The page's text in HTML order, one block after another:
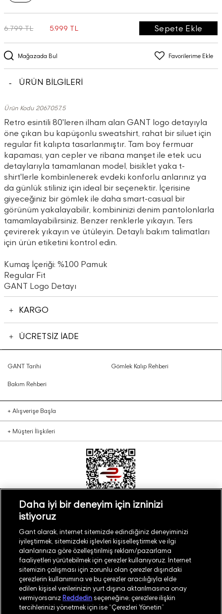
Mağazada Bul Favorilerime Ekle
6.799 TL 5.999 TL Sepete Ekle
ÜRÜN BİLGİLERİ
Ürün Kodu 2067057.5
Retro esintili 80'leren ilham alan GANT logo detayıyla
öne çıkan bu kapüşonlu sweatshirt, rahat bir siluet için
regular fit kalıpta tasarlanmıştır. Tam boy fermuar
kapaması, yan cepler ve ribana manşet ile etek ucu
detaylarıyla tamamlanan model, bisiklet yaka t-
shirt'lerle kombinlenerek evdeki konforlu anlarınız ya
da günlük stiliniz için ideal bir seçenektir. İçerisine
giyeceğiniz bir gömlek ile daha smart-casual bir
görünüm yakalayabilir, kombininizi denim pantolonlarla
tamamlayabilirsiniz. Benzer renklerle yıkayın. Ters
çevirerek yıkayın ve ütüleyin. Detaylı bakım talimatları
için ürün etiketini kontrol edin.
Kumaş İçeriği: %100 Pamuk
Regular Fit
GANT Logo Detayı
KARGO
ÜCRETSİZ İADE
GANT Tarihi Gömlek Kalıp Rehberi
Bakım Rehberi
+ Alışverişe Başla
+ Müşteri İlişkileri
Türkiye Mağaza Bul
©2026GANT
İşlem Rehberi Site Haritası
Daha iyi bir deneyim için izninizi
istiyoruz
Gant olarak, internet sitemizde edindiğiniz deneyiminizi
iyileştirmek, sitemizdeki işlevleri kişiselleştirmek ve ilgi
alanlarınıza göre özelleştirilmiş reklam/pazarlama
faaliyetleri yürütebilmek için çerezler kullanıyoruz. İnternet
sitemizin çalışması için zorunlu olan çerezler dışındaki
çerezlerin kullanımına ve bu çerezler aracılığıyla elde
edilen kişisel verilerinizin yurt dışına aktarılmasına onay
vermiyorsanız Reddedin seçeneğine; çerezlere ilişkin
tercihlerinizi yönetmek için ise “Çerezleri Yönetin”